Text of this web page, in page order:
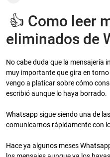
👍 Como leer
eliminados de
No cabe duda que la mensajería
muy importante que gira en
vengo a platicar sobre cómo
escribió aunque lo haya borrado.
Whatsapp sigue siendo una de
comunicarnos rápidamente con
Hace ya algunos meses